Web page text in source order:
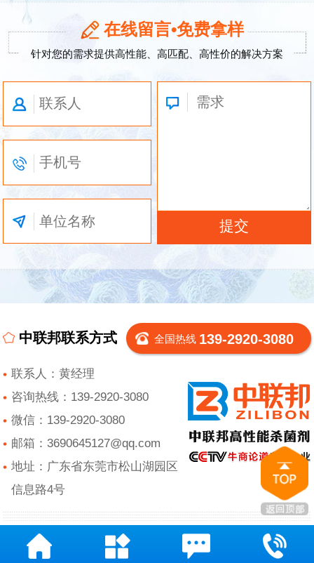
在线留言•免费拿样
针对您的需求提供高性能、高匹配、高性价的解决方案
中联邦联系方式 全国热线 139-2920-3080
联系人：黄经理
咨询热线：139-2920-3080
微信：139-2920-3080
邮箱：3690645127@qq.com
地址：广东省东莞市松山湖园区
信息路4号